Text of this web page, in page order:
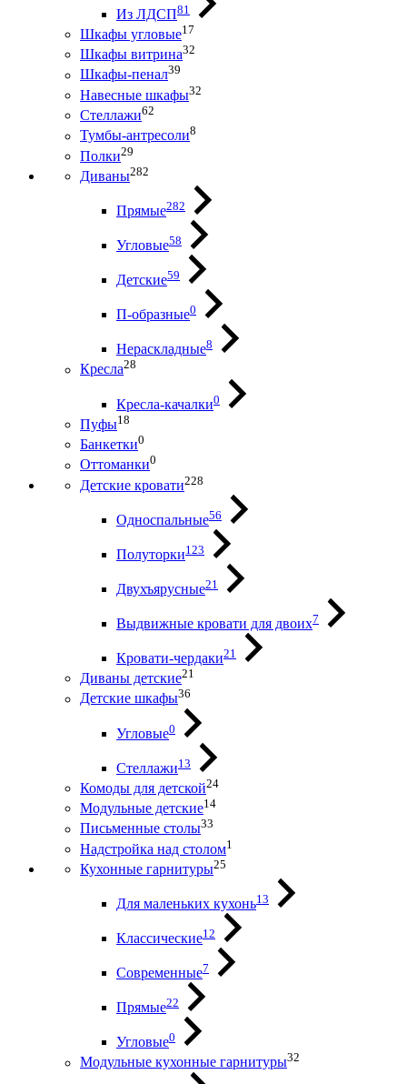
Из ЛДСП81
Шкафы угловые17
Шкафы витрина32
Шкафы-пенал39
Навесные шкафы32
Стеллажи62
Тумбы-антресоли8
Полки29
Диваны282
Прямые282
Угловые58
Детские59
П-образные0
Нераскладные8
Кресла28
Кресла-качалки0
Пуфы18
Банкетки0
Оттоманки0
Детские кровати228
Односпальные56
Полуторки123
Двухъярусные21
Выдвижные кровати для двоих7
Кровати-чердаки21
Диваны детские21
Детские шкафы36
Угловые0
Стеллажи13
Комоды для детской24
Модульные детские14
Письменные столы33
Надстройка над столом1
Кухонные гарнитуры25
Для маленьких кухонь13
Классические12
Современные7
Прямые22
Угловые0
Модульные кухонные гарнитуры32